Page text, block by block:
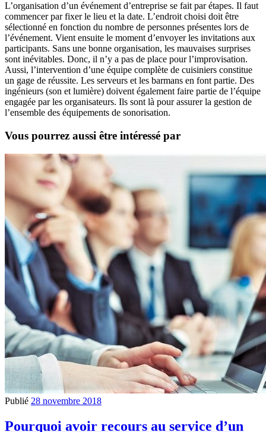
L’organisation d’un événement d’entreprise se fait par étapes. Il faut
commencer par fixer le lieu et la date. L’endroit choisi doit être
sélectionné en fonction du nombre de personnes présentes lors de
l’événement. Vient ensuite le moment d’envoyer les invitations aux
participants. Sans une bonne organisation, les mauvaises surprises
sont inévitables. Donc, il n’y a pas de place pour l’improvisation.
Aussi, l’intervention d’une équipe complète de cuisiniers constitue
un gage de réussite. Les serveurs et les barmans en font partie. Des
ingénieurs (son et lumière) doivent également faire partie de l’équipe
engagée par les organisateurs. Ils sont là pour assurer la gestion de
l’ensemble des équipements de sonorisation.
Vous pourrez aussi être intéressé par
Publié 28 novembre 2018
Pourquoi avoir recours au service d’un